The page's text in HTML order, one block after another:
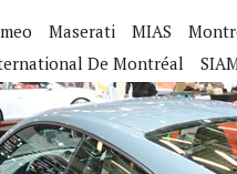
Maserati MIAS
De Montréal